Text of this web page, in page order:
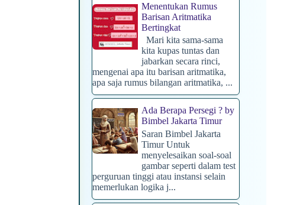
Menentukan Rumus
Barisan Aritmatika
Bertingkat
Mari kita sama-sama
kita kupas tuntas dan
jabarkan secara rinci,
mengenai apa itu barisan aritmatika,
apa saja rumus bilangan aritmatika, ...
Ada Berapa Persegi ? by
Bimbel Jakarta Timur
Saran Bimbel Jakarta
Timur Untuk
menyelesaikan soal-soal
gambar seperti dalam test
perguruan tinggi atau instansi selain
memerlukan logika j...